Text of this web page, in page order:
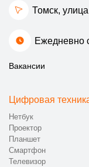
Томск,
Ежедневно
Вакансии
Цифровая
Нетбук
Проектор
Планшет
Смартфон
Телевизор